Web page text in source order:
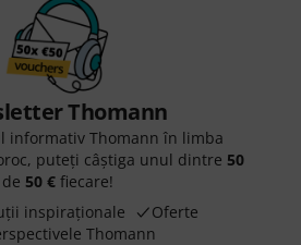
Thomann
informativ Thomann în limba
puteți câștiga unul dintre 50
50 € fiecare!
inspiraționale
Oferte
Thomann